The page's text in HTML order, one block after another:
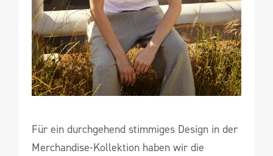
Für ein durchgehend stimmiges Design in der
Merchandise-Kollektion haben wir die